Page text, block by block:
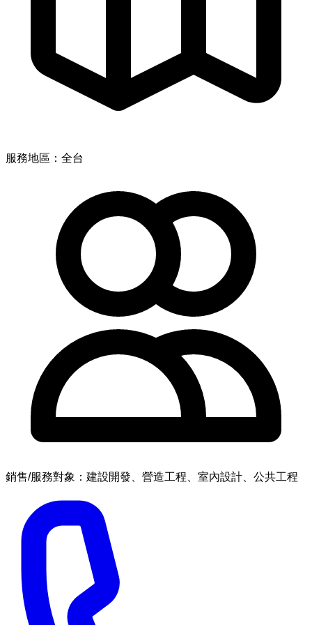
服務地區：全台
銷售/服務對象：建設開發、營造工程、室內設計、公共工程